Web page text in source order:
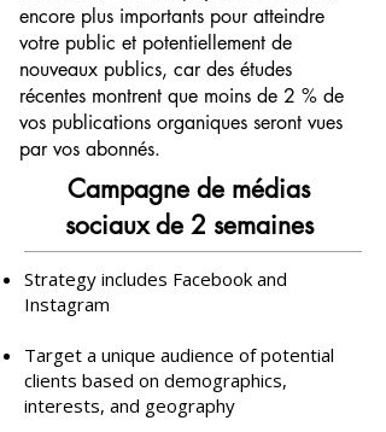
encore plus importants pour atteindre
votre public et potentiellement de
nouveaux publics, car des études
récentes montrent que moins de 2 % de
vos publications organiques seront vues
par vos abonnés.
Campagne de médias
sociaux de 2 semaines
Strategy includes Facebook and
Instagram​
Target a unique audience of potential
clients based on demographics,
interests, and geography